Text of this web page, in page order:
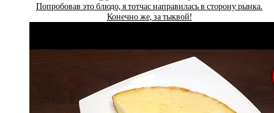
Попробовав это блюдо, я тотчас направилась в сторону рынка.
Конечно же, за тыквой!